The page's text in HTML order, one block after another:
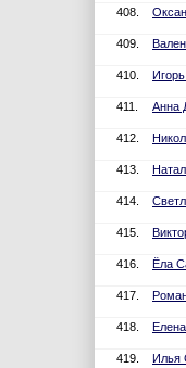
408.
409.
410.
411. Анна
412.
413.
414.
415.
416. Ёла
417.
418.
419. Илья